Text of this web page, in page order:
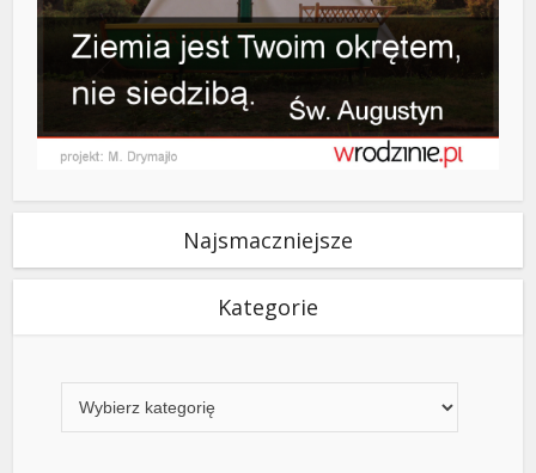
Najsmaczniejsze
Kategorie